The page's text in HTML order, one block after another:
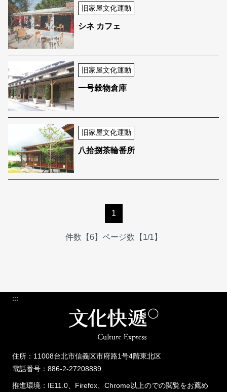
旧家屋文化運動
シネ カフェ
旧家屋文化運動
一号穀物倉庫
旧家屋文化運動
八拾捌茶輪番所
1
件数【6】ページ数【1/1】
:::
住所：11008台北市信義区市府路1号4階東北区
電話番号：886-2-27208889
推進環境：IE11.0、Firefox、Chrome以上のでの閲覧をお薦め